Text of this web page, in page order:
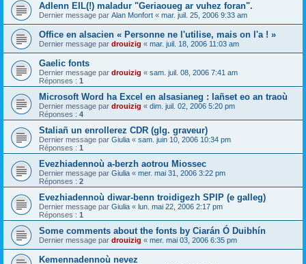
Adlenn EIL(!) maladur "Geriaoueg ar vuhez foran".
Dernier message par Alan Monfort « mar. juil. 25, 2006 9:33 am
Office en alsacien « Personne ne l'utilise, mais on l'a ! »
Dernier message par drouizig « mar. juil. 18, 2006 11:03 am
Gaelic fonts
Dernier message par drouizig « sam. juil. 08, 2006 7:41 am
Réponses : 1
Microsoft Word ha Excel en alsasianeg : lañset eo an traoù
Dernier message par drouizig « dim. juil. 02, 2006 5:20 pm
Réponses : 4
Staliañ un enrollerez CDR (glg. graveur)
Dernier message par Giulia « sam. juin 10, 2006 10:34 pm
Réponses : 1
Evezhiadennoù a-berzh aotrou Miossec
Dernier message par Giulia « mer. mai 31, 2006 3:22 pm
Réponses : 2
Evezhiadennoù diwar-benn troidigezh SPIP (e galleg)
Dernier message par Giulia « lun. mai 22, 2006 2:17 pm
Réponses : 1
Some comments about the fonts by Ciarán Ó Duibhín
Dernier message par drouizig « mer. mai 03, 2006 6:35 pm
Kemennadennoù nevez